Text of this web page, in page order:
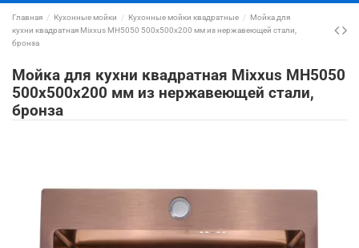
Главная Кухонные мойки Кухонные мойки квадратные
Мойка для
кухни квадратная Mixxus MH5050 500х500х200 мм из нержавеющей стали,
бронза
Мойка для кухни квадратная Mixxus MH5050
500х500х200 мм из нержавеющей стали,
бронза